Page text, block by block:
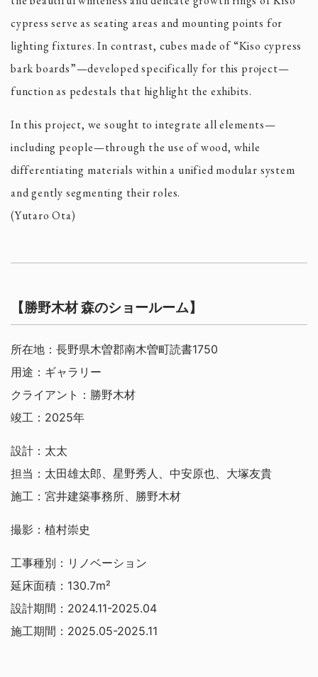
cypress serve as seating areas and mounting points for
lighting fixtures. In contrast, cubes made of “Kiso cypress
bark boards”—developed specifically for this project—
function as pedestals that highlight the exhibits.
In this project, we sought to integrate all elements—
including people—through the use of wood, while
differentiating materials within a unified modular system
and gently segmenting their roles.
(Yutaro Ota)
【勝野木材 森のショールーム】
所在地：長野県木曽郡南木曽町読書1750
用途：ギャラリー
クライアント：勝野木材
竣工：2025年
設計：太太
担当：太田雄太郎、星野秀人、中安原也、大塚友貴
施工：宮井建築事務所、勝野木材
撮影：植村崇史
工事種別：リノベーション
延床面積：130.7m²
設計期間：2024.11-2025.04
施工期間：2025.05-2025.11